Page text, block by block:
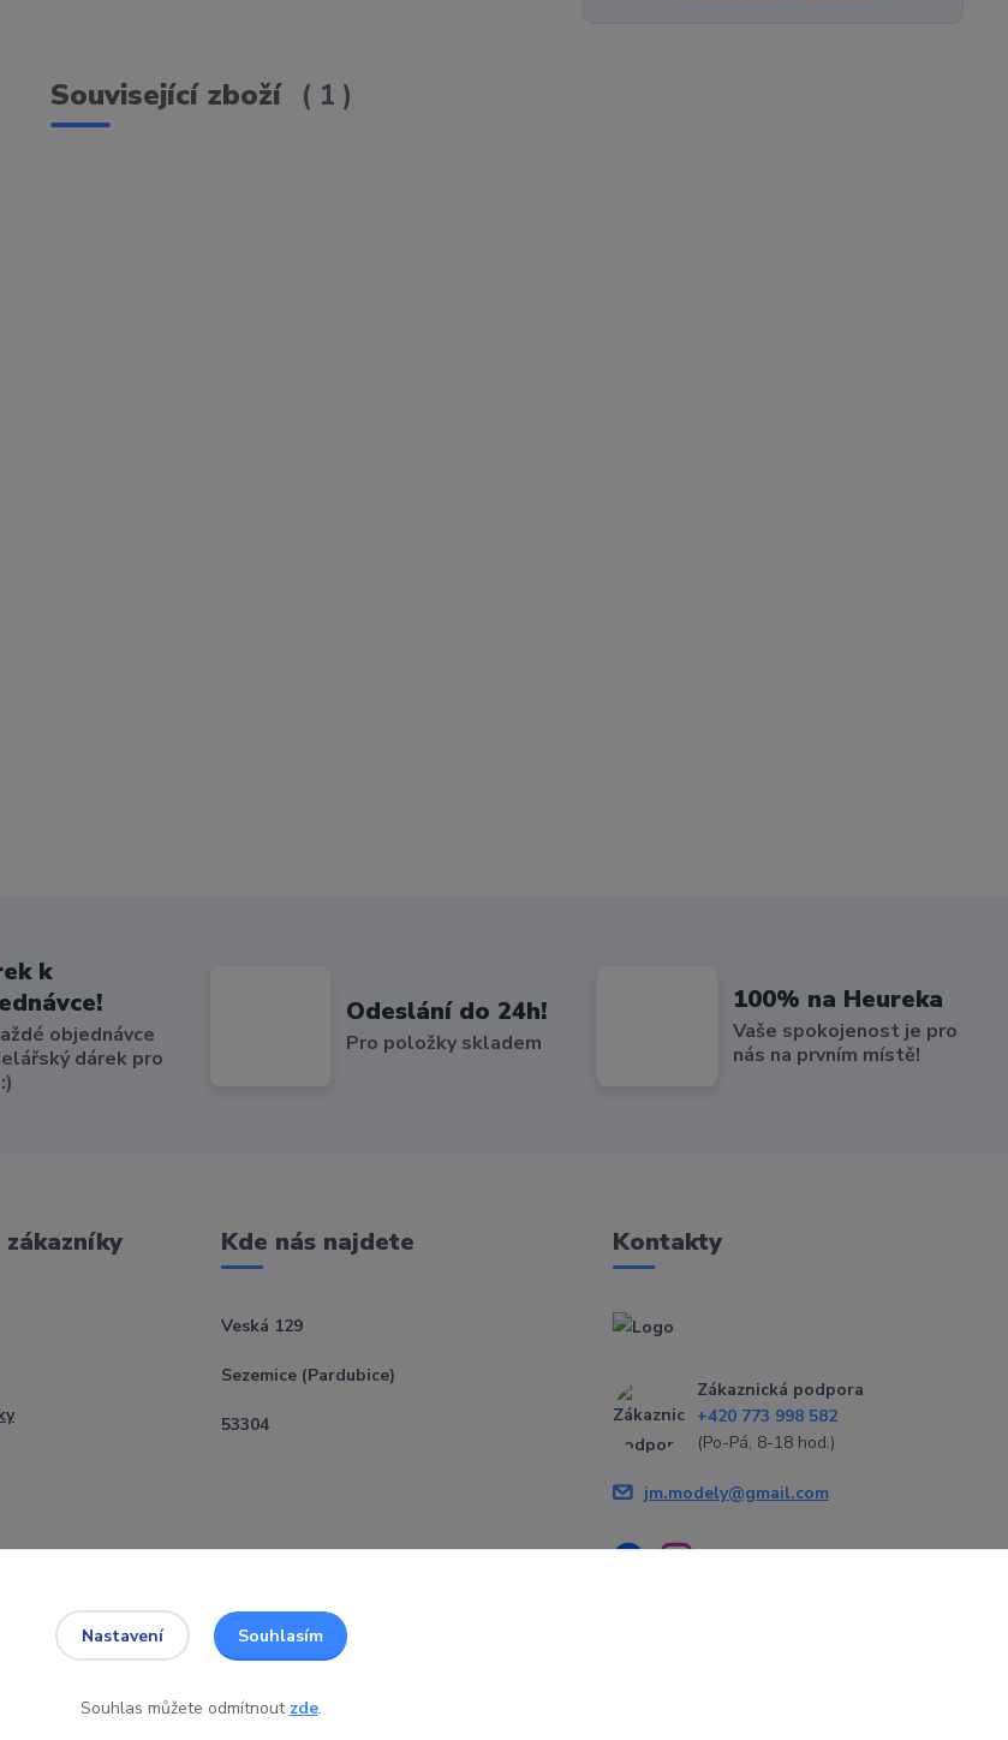
Související zboží 1
k
objednávce
dárek pro
Odeslání do 24h!
Pro položky skladem
100% na Heureka
Vaše spokojenost je pro
nás na prvním místě!
Kde nás najdete
Veská 129
Sezemice (Pardubice)
53304
Kontakty
Zákaznická podpora
+420 773 998 582
(Po-Pá, 8-18 hod.)
jm.modely@gmail.com
Nastavení Souhlasím
Souhlas můžete odmítnout zde.